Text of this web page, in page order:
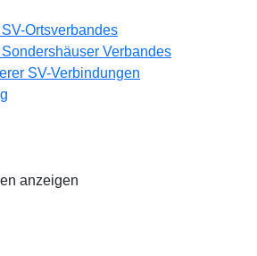
Ortsverbandes
Verbandes
SV-Verbindungen
anzeigen